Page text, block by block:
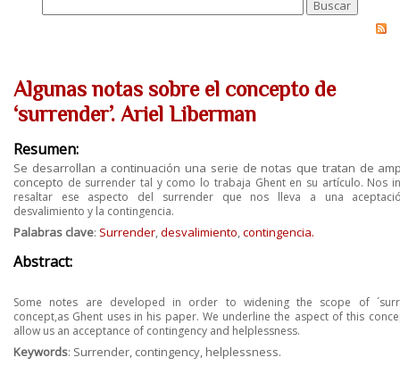
Algunas notas sobre el concepto de
‘surrender’. Ariel Liberman
Resumen:
Se desarrollan a continuación una serie de notas que tratan de
concepto de surrender tal y como lo trabaja Ghent en su artículo. Nos
resaltar ese aspecto del surrender que nos lleva a una
desvalimiento y la contingencia.
Palabras clave: Surrender,desvalimiento,contingencia.
Abstract:
Some notes are developed in order to widening the scope of
concept,as Ghent uses in his paper. We underline the aspect of this
allow us an acceptance of contingency and helplessness.
Keywords: Surrender, contingency, helplessness.